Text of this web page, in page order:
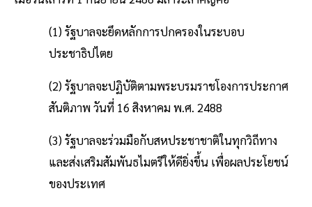
(1) รัฐบาลจะยึดหลักการปกครองในระบอบ
ประชาธิปไตย
(2) รัฐบาลจะปฏิบัติตามพระบรมราชโองการประกาศ
สันติภาพ วันที่ 16 สิงหาคม พ.ศ. 2488
(3) รัฐบาลจะร่วมมือกับสหประชาชาติในทุกวิถีทาง
และส่งเสริมสัมพันธไมตรีให้ดียิ่งขึ้น เพื่อผลประโยชน์
ของประเทศ